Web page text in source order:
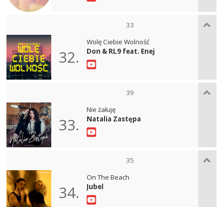
33
32.
Wolę Ciebie Wolność
Don & RL9 feat. Enej
39
33.
Nie żałuję
Natalia Zastępa
35
34.
On The Beach
Jubel